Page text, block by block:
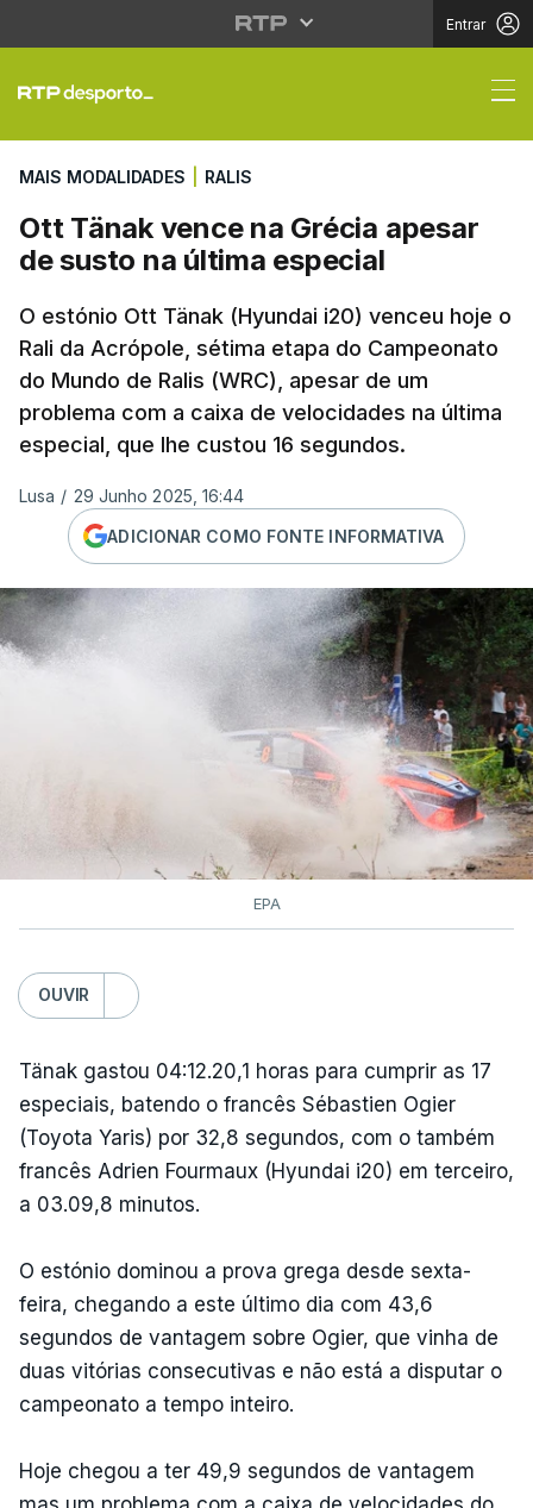
Entrar
Ott Tänak vence na
MAIS MODALIDADES RALIS
Ott Tänak vence na Grécia apesar
de susto na última especial
O estónio Ott Tänak (Hyundai i20) venceu hoje o
Rali da Acrópole, sétima etapa do Campeonato
do Mundo de Ralis (WRC), apesar de um
problema com a caixa de velocidades na última
especial, que lhe custou 16 segundos.
Lusa / 29 Junho 2025, 16:44
ADICIONAR COMO FONTE INFORMATIVA
EPA
OUVIR
Tänak gastou 04:12.20,1 horas para cumprir as 17
especiais, batendo o francês Sébastien Ogier
(Toyota Yaris) por 32,8 segundos, com o também
francês Adrien Fourmaux (Hyundai i20) em terceiro,
a 03.09,8 minutos.
O estónio dominou a prova grega desde sexta-
feira, chegando a este último dia com 43,6
segundos de vantagem sobre Ogier, que vinha de
duas vitórias consecutivas e não está a disputar o
campeonato a tempo inteiro.
Hoje chegou a ter 49,9 segundos de vantagem